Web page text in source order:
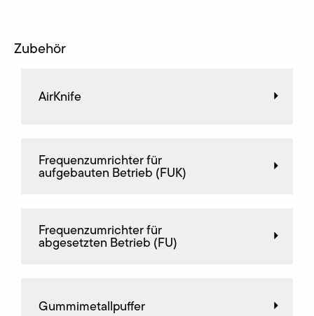
Zubehör
AirKnife
Frequenz­umrichter für
aufgebauten Betrieb (FUK)
Frequenz­umrichter für
abgesetzten Betrieb (FU)
Gummimetallpuffer